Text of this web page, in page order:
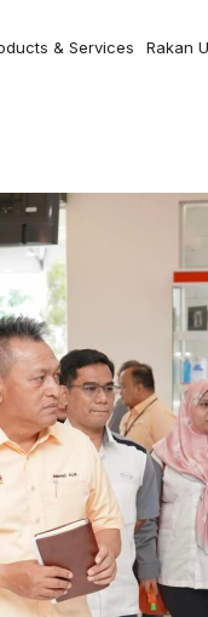
& Services Rakan